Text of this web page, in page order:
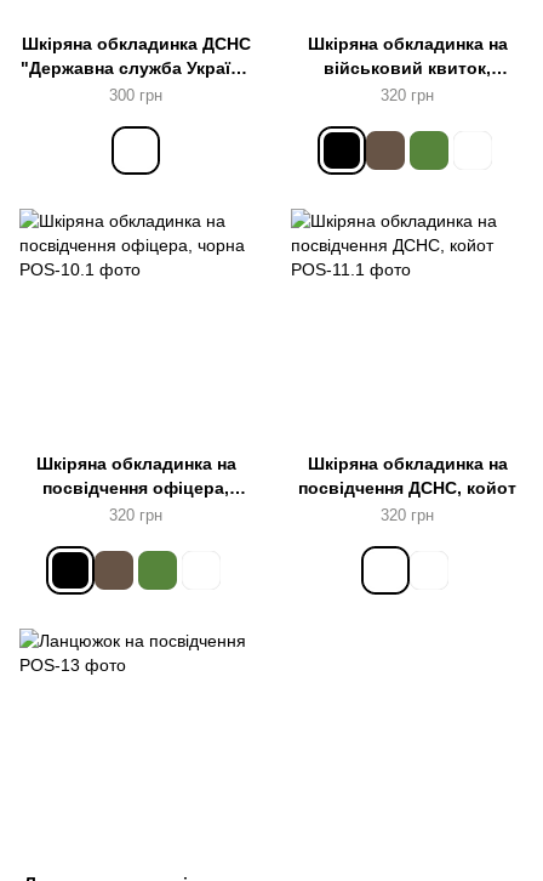
Шкіряна обкладинка ДСНС
"Державна служба України
з надзвичайних ситуацій"
300 грн
Шкіряна обкладинка на
військовий квиток,
чорний
320 грн
Шкіряна обкладинка на
посвідчення офіцера,
чорна
320 грн
Шкіряна обкладинка на
посвідчення ДСНС, койот
320 грн